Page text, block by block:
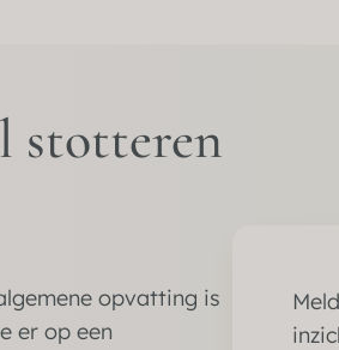
stotteren
opvatting is
er op een